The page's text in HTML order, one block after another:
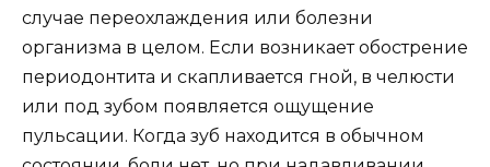
случае переохлаждения или болезни
организма в целом. Если возникает обострение
периодонтита и скапливается гной, в челюсти
или под зубом появляется ощущение
пульсации. Когда зуб находится в обычном